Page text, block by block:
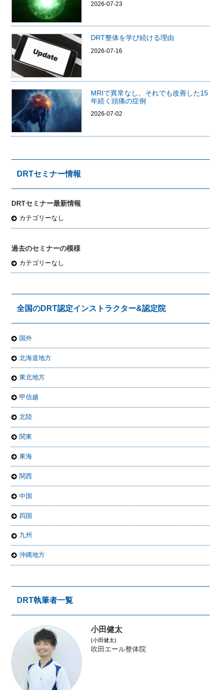
2026-07-23
DRT整体を学び続ける理由
2026-07-16
MRIで異常なし。それでも改善した15
年続く頭痛の症例
2026-07-02
DRTセミナー情報
DRTセミナー最新情報
カテゴリーなし
過去のセミナーの模様
カテゴリーなし
全国のDRT認定インストラクター&認定院
国外
北海道地方
東北地方
甲信越
北陸
関東
東海
関西
中国
四国
九州
沖縄地方
DRT執筆者一覧
小田健太
(小田健太)
吹田エール整体院